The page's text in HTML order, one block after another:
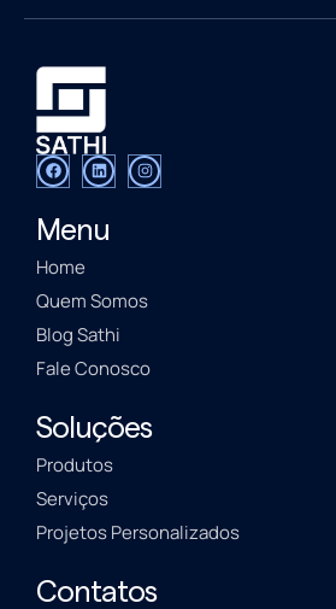
Menu
Home
Quem Somos
Blog Sathi
Fale Conosco
Soluções
Produtos
Serviços
Projetos Personalizados
Contatos